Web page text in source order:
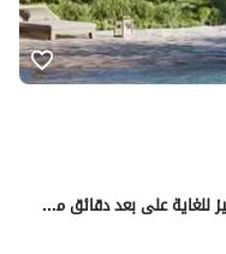
للبيع شاليه بحري مزدوج الإطلالة بموقع متميز للغاية على بعد دقائق من الشاطئ - سول إعمار الساحل الشمالي.